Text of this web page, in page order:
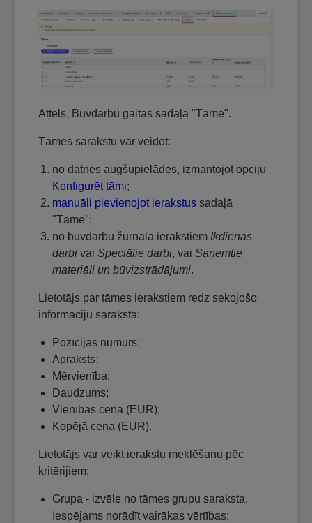
Attēls. Būvdarbu gaitas sadaļa "Tāme".
Tāmes sarakstu var veidot:
no datnes augšupielādes, izmantojot opciju
Konfigurēt tāmi;
manuāli pievienojot ierakstus sadaļā
"Tāme";
no būvdarbu žurnāla ierakstiem Ikdienas
darbi vai Speciālie darbi, vai Saņemtie
materiāli un būvizstrādājumi.
Lietotājs par tāmes ierakstiem redz sekojošo
informāciju sarakstā:
Pozīcijas numurs;
Apraksts;
Mērvienība;
Daudzums;
Vienības cena (EUR);
Kopējā cena (EUR).
Lietotājs var veikt ierakstu meklēšanu pēc
kritērijiem:
Grupa - izvēle no tāmes grupu saraksta.
Iespējams norādīt vairākas vērtības;